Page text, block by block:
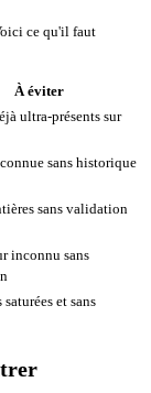
ce qu'il faut
À éviter
ultra-présents sur
sans historique
sans validation
inconnu sans
et sans